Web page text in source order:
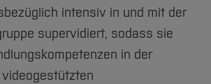
intensiv in und mit der
supervidiert, sodass sie
in der